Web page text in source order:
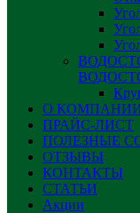
О
ПРАЙС-ЛИСТ
ПОЛЕЗНЫЕ
ОТЗЫВЫ
КОНТАКТЫ
СТАТЬИ
Акции